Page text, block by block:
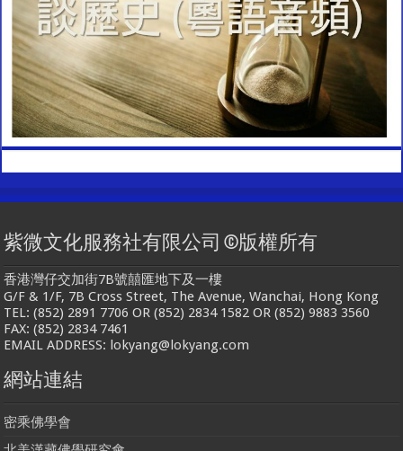
紫微文化服務社有限公司 ©版權所有
香港灣仔交加街7B號囍匯地下及一樓
G/F & 1/F, 7B Cross Street, The Avenue, Wanchai, Hong Kong
TEL: (852) 2891 7706 OR (852) 2834 1582 OR (852) 9883 3560
FAX: (852) 2834 7461
EMAIL ADDRESS: lokyang@lokyang.com
網站連結
密乘佛學會